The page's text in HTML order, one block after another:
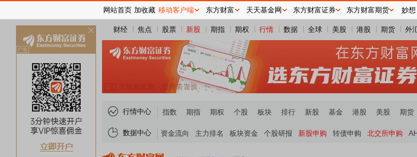
财经 焦点 股票 新股 期指 期权 行情 数据 全球 美股 港股 期货 外
行情中心 指数 期指 期权 个股 板块 排行 新股 基金 港股 美股 期货
数据中心 资金流向 主力排名 板块资金 个股研报 新股申购 转债申购 北交所申购
网站首页 加收藏 移动客户端 东方财富 天天基金网 东方财富证券 东方财富期货 妙想
关